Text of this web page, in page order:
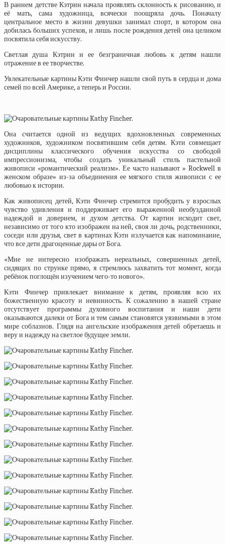
В раннем детстве Кэтрин начала проявлять склонность к рисованию, и
её мать, сама художница, всячески поощряла дочь. Поначалу
центральное место в жизни девушки занимал спорт, в котором она
добилась больших успехов, и лишь после рождения детей она целиком
посвятила себя искусству.
Светлая душа Кэтрин и ее безграничная любовь к детям нашли
отражение в ее творчестве.
Увлекательные картины Кэти Финчер нашли свой путь в сердца и дома
семей по всей Америке, а теперь и России.
Она считается одной из ведущих вдохновленных современных
художников, художником посвятившим себя детям. Кэти совмещает
дисциплины классического обучения искусства со свободой
импрессионизма, чтобы создать уникальный стиль пастельной
живописи «романтический реализм». Ее часто называют » Rockwell в
женском образе» из-за объединения ее мягкого стиля живописи с ее
любовью к истории.
Как живописец детей, Кэти Финчер стремится пробудить у взрослых
чувство удивления и поддерживает его выраженной необузданной
надеждой и доверием, и духом детства. От картин исходит свет,
независимо от того кто изображен на ней, своя ли дочь, родственники,
соседи или друзья, свет в картинах Кэти излучается как напоминание,
что все дети драгоценные дары от Бога.
«Мне не интересно изображать нереальных, совершенных детей,
сидящих по струнке прямо, я стремлюсь захватить тот момент, когда
ребёнок поглощён изучением чего-то нового».
Кэти Финчер привлекает внимание к детям, проявляя всю их
божественную красоту и невинность. К сожалению в нашей стране
отсутствует программы духовного воспитания и наши дети
оказываются далеки от Бога и тем самым становятся уязвимыми в этом
мире соблазнов. Глядя на ангельские изображения детей обретаешь и
веру и надежду на светлое будущее земли.